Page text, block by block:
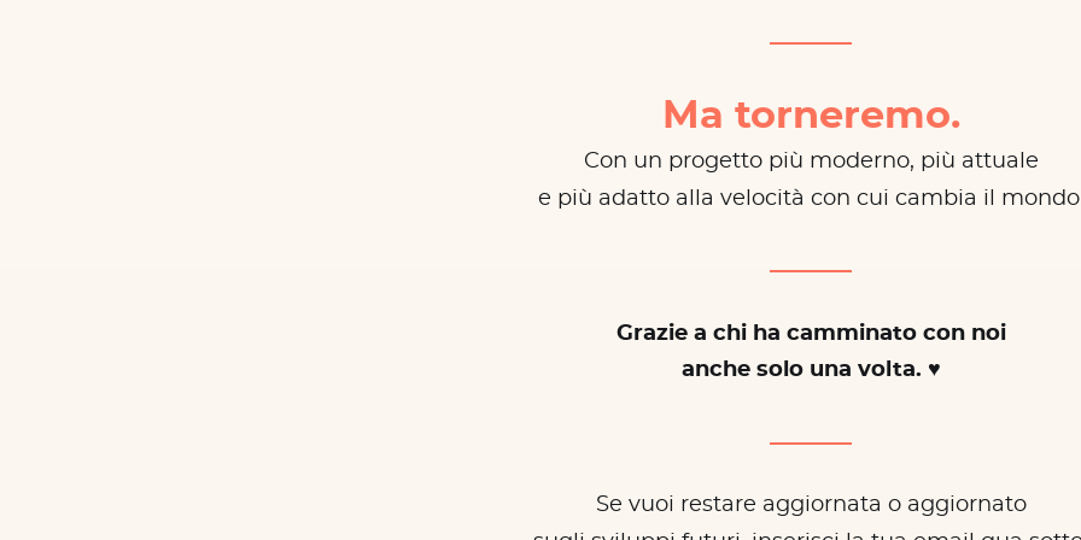
Ma torneremo.
Con un progetto più moderno, più attuale
e più adatto alla velocità con cui cambia il
Grazie a chi ha camminato con noi
anche solo una volta. ♥
Se vuoi restare aggiornata o aggiornato